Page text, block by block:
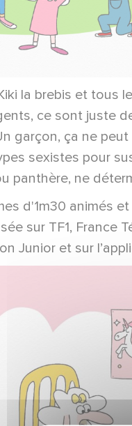
la brebis et
ce sont juste
garçon, ça ne
sexistes pour
panthère, ne
d'1m30 animés
sur TF1, France
Junior et sur